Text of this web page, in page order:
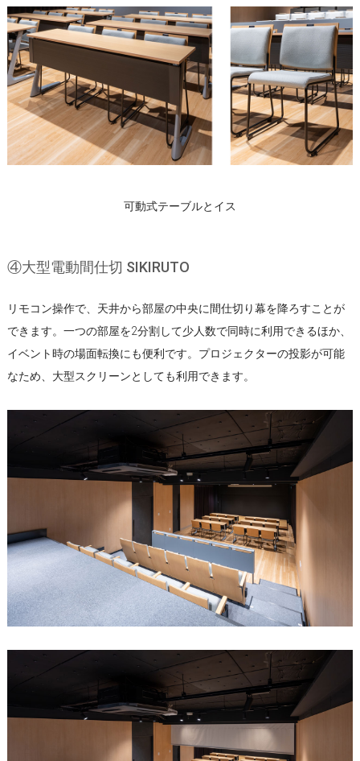
可動式テーブルとイス
④大型電動間仕切 SIKIRUTO
リモコン操作で、天井から部屋の中央に間仕切り幕を降ろすことが
できます。一つの部屋を2分割して少人数で同時に利用できるほか、
イベント時の場面転換にも便利です。プロジェクターの投影が可能
なため、大型スクリーンとしても利用できます。